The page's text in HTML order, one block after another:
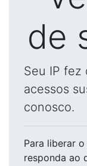
de
Seu IP fez
acessos
conosco.
Para liberar o
responda ao